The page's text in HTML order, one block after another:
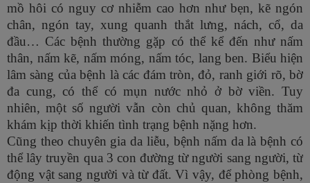
mồ hôi có nguy cơ nhiễm cao hơn như bẹn, kẽ ngón
chân, ngón tay, xung quanh thắt lưng, nách, cổ, da
đầu… Các bệnh thường gặp có thể kể đến như nấm
thân, nấm kẽ, nấm móng, nấm tóc, lang ben. Biểu hiện
lâm sàng của bệnh là các đám tròn, đỏ, ranh giới rõ, bờ
đa cung, có thể có mụn nước nhỏ ở bờ viền. Tuy
nhiên, một số người vẫn còn chủ quan, không thăm
khám kịp thời khiến tình trạng bệnh nặng hơn.
Cũng theo chuyên gia da liễu, bệnh nấm da là bệnh có
thể lây truyền qua 3 con đường từ người sang người, từ
động vật sang người và từ đất. Vì vậy, để phòng bệnh,